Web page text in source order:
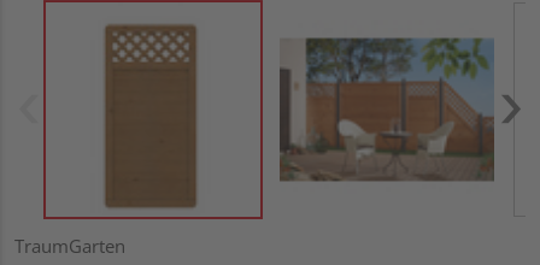
TraumGarten